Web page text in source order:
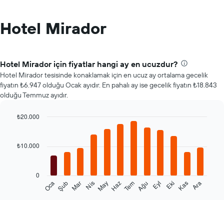
Hotel Mirador
Hotel Mirador için fiyatlar hangi ay en ucuzdur?
Hotel Mirador tesisinde konaklamak için en ucuz ay ortalama gecelik
fiyatın ₺6.947 olduğu Ocak ayıdır. En pahalı ay ise gecelik fiyatın ₺18.843
olduğu Temmuz ayıdır.
with
Aşağıdaki Oca Şub Mar Nis MayHazTem Ağu Eyl Eki Kas Ara
0
₺10.000
₺20.000